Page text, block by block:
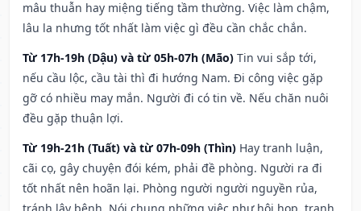
mâu thuẫn hay miệng tiếng tầm thường. Việc làm chậm,
lâu la nhưng tốt nhất làm việc gì đều cần chắc chắn.
Từ 17h-19h (Dậu) và từ 05h-07h (Mão) Tin vui sắp tới,
nếu cầu lộc, cầu tài thì đi hướng Nam. Đi công việc gặp
gỡ có nhiều may mắn. Người đi có tin về. Nếu chăn nuôi
đều gặp thuận lợi.
Từ 19h-21h (Tuất) và từ 07h-09h (Thìn) Hay tranh luận,
cãi cọ, gây chuyện đói kém, phải đề phòng. Người ra đi
tốt nhất nên hoãn lại. Phòng người người nguyền rủa,